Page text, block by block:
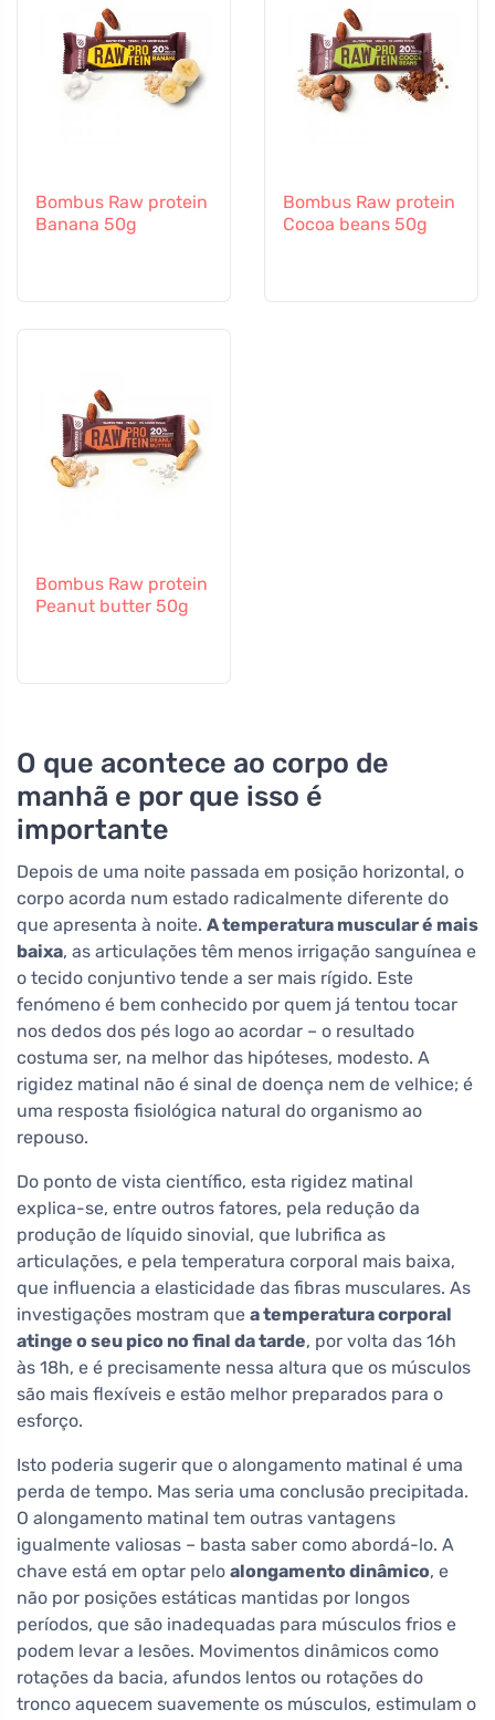
Bombus Raw protein
Banana 50g
Bombus Raw protein
Cocoa beans 50g
Bombus Raw protein
Peanut butter 50g
O que acontece ao corpo de
manhã e por que isso é
importante
Depois de uma noite passada em posição horizontal, o
corpo acorda num estado radicalmente diferente do
que apresenta à noite. A temperatura muscular é mais
baixa, as articulações têm menos irrigação sanguínea e
o tecido conjuntivo tende a ser mais rígido. Este
fenómeno é bem conhecido por quem já tentou tocar
nos dedos dos pés logo ao acordar – o resultado
costuma ser, na melhor das hipóteses, modesto. A
rigidez matinal não é sinal de doença nem de velhice; é
uma resposta fisiológica natural do organismo ao
repouso.
Do ponto de vista científico, esta rigidez matinal
explica-se, entre outros fatores, pela redução da
produção de líquido sinovial, que lubrifica as
articulações, e pela temperatura corporal mais baixa,
que influencia a elasticidade das fibras musculares. As
investigações mostram que a temperatura corporal
atinge o seu pico no final da tarde, por volta das 16h
às 18h, e é precisamente nessa altura que os músculos
são mais flexíveis e estão melhor preparados para o
esforço.
Isto poderia sugerir que o alongamento matinal é uma
perda de tempo. Mas seria uma conclusão precipitada.
O alongamento matinal tem outras vantagens
igualmente valiosas – basta saber como abordá-lo. A
chave está em optar pelo alongamento dinâmico, e
não por posições estáticas mantidas por longos
períodos, que são inadequadas para músculos frios e
podem levar a lesões. Movimentos dinâmicos como
rotações da bacia, afundos lentos ou rotações do
tronco aquecem suavemente os músculos, estimulam o